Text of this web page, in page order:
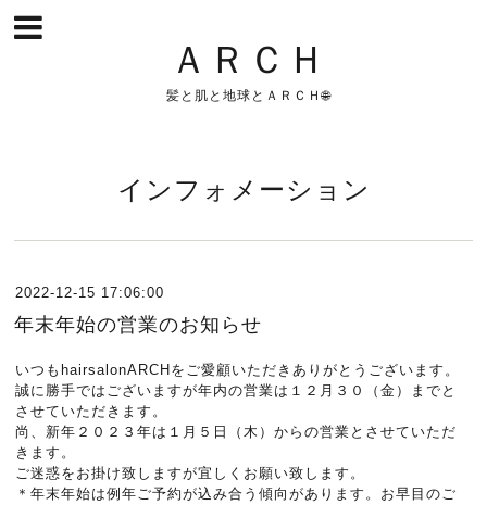
ＡＲＣＨ
髪と肌と地球とＡＲＣＨ🌐
インフォメーション
2022-12-15 17:06:00
年末年始の営業のお知らせ
いつもhairsalonARCHをご愛顧いただきありがとうございます。
誠に勝手ではございますが年内の営業は１２月３０（金）までと
させていただきます。
尚、新年２０２３年は１月５日（木）からの営業とさせていただ
きます。
ご迷惑をお掛け致しますが宜しくお願い致します。
＊年末年始は例年ご予約が込み合う傾向があります。お早目のご